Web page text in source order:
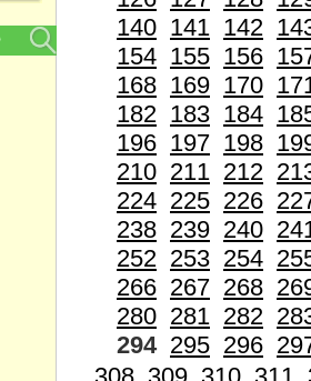
140 141 142
154 155 156
168 169 170
182 183 184
196 197 198
210 211 212
224 225 226
238 239 240
252 253 254
266 267 268
280 281 282
294 295 296